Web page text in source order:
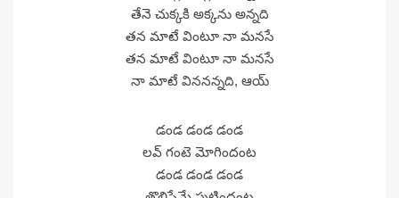
తేనె చుక్కకి అక్కను అన్నది
తన మాటే వింటూ నా మనసే
తన మాటే వింటూ నా మనసే
నా మాటే విననన్నది, ఆయ్
డండ డండ డండ
లవ్ గంటె మోగిందంట
డండ డండ డండ